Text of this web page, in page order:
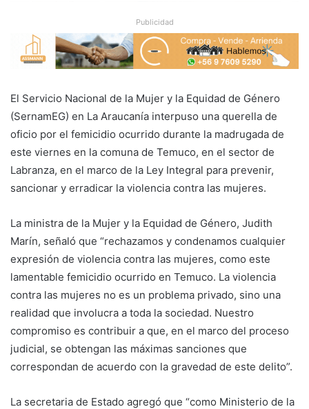
Publicidad
El Servicio Nacional de la Mujer y la Equidad de Género
(SernamEG) en La Araucanía interpuso una querella de
oficio por el femicidio ocurrido durante la madrugada de
este viernes en la comuna de Temuco, en el sector de
Labranza, en el marco de la Ley Integral para prevenir,
sancionar y erradicar la violencia contra las mujeres.
La ministra de la Mujer y la Equidad de Género, Judith
Marín, señaló que “rechazamos y condenamos cualquier
expresión de violencia contra las mujeres, como este
lamentable femicidio ocurrido en Temuco. La violencia
contra las mujeres no es un problema privado, sino una
realidad que involucra a toda la sociedad. Nuestro
compromiso es contribuir a que, en el marco del proceso
judicial, se obtengan las máximas sanciones que
correspondan de acuerdo con la gravedad de este delito”.
La secretaria de Estado agregó que “como Ministerio de la